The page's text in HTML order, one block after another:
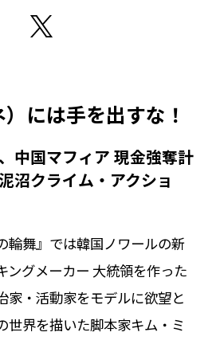
には手を出すな！
中国マフィア―― 現金強奪計
沼クライム・アクショ
輪舞』では韓国ノワールの新
ングメーカー 大統領を作った
家・活動家をモデルに欲望と
世界を描いた脚本家キム・ミ